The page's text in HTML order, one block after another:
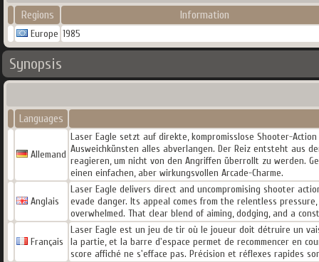
Regions Information
Europe 1985
Synopsis
Languages
Allemand
Laser Eagle setzt auf direkte, kompromisslose Shooter-
Ausweichkünsten alles abverlangen. Der Reiz entsteht aus
reagieren, um nicht von den Angriffen überrollt zu werden.
einen einfachen, aber wirkungsvollen Arcade-Charme.
Anglais
Laser Eagle delivers direct and uncompromising shooter
evade danger. Its appeal comes from the relentless
overwhelmed. That clear blend of aiming, dodging, and a
Français
Laser Eagle est un jeu de tir où le joueur doit détruire un
la partie, et la barre d'espace permet de recommencer en
score affiché ne s'efface pas. Précision et réflexes rapides